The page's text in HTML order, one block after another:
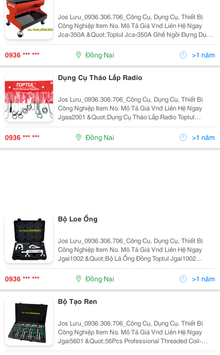
Jos Lưu_0936.306.706_Công Cụ, Dụng Cụ, Thiết Bị
Công Nghiệp Item No. Mô Tả Giá Vnđ Liên Hệ Ngay
Jca-350A &Quot;Toptul Jca-350A Ghế Ngồi Đựng Dụng
Cụ Có Bánh Xe Di Động 350X300X305Mm Trogn Tải
120Kg Độ Cao Ghế Ngồi 305Mm&Quot; 2,074
0936 *** *** Đồng Nai >1 năm
Dụng Cụ Tháo Lắp Radio
Jos Lưu_0936.306.706_Công Cụ, Dụng Cụ, Thiết Bị
Công Nghiệp Item No. Mô Tả Giá Vnđ Liên Hệ Ngay
Jgaa2001 &Quot;Dụng Cụ Tháo Lắp Radio Toptul
Jgaa2001 20Pcs Radio Removal Tool Set &Quot;
0936 *** *** Đồng Nai >1 năm
Bộ Loe Ống
Jos Lưu_0936.306.706_Công Cụ, Dụng Cụ, Thiết Bị
Công Nghiệp Item No. Mô Tả Giá Vnđ Liên Hệ Ngay
Jgai1002 &Quot;Bộ Lã Ống Đồng Toptul Jgai1002
&Sup1; Cục Lã Ống 1/8&Quot;&Quot;,
3/16&Quot;&Quot;, 1/4&Quot;&Quot;,
5/16&Quot;&Quot;, 3/8&Quot;&Quot;
7/16&Quot;&Quot; 1/2&Quot;&Quot;,
5/8&Quot;&Quot;, 3/4&Quot;&Quot; Dao Cắ
0936 *** *** Đồng Nai >1 năm
Bộ Tạo Ren
Jos Lưu_0936.306.706_Công Cụ, Dụng Cụ, Thiết Bị
Công Nghiệp Item No. Mô Tả Giá Vnđ Liên Hệ Ngay
Jgai5601 &Quot;56Pcs Professional Threaded Coil-
Insert Repair Kit (For Spark Plug Thread) Laser/Blow